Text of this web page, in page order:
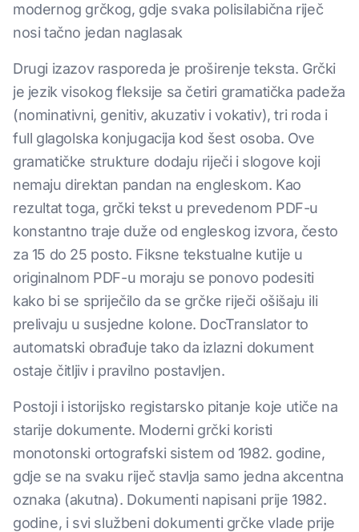
modernog grčkog, gdje svaka polisilabična riječ
nosi tačno jedan naglasak
Drugi izazov rasporeda je proširenje teksta. Grčki
je jezik visokog fleksije sa četiri gramatička padeža
(nominativni, genitiv, akuzativ i vokativ), tri roda i
full glagolska konjugacija kod šest osoba. Ove
gramatičke strukture dodaju riječi i slogove koji
nemaju direktan pandan na engleskom. Kao
rezultat toga, grčki tekst u prevedenom PDF-u
konstantno traje duže od engleskog izvora, često
za 15 do 25 posto. Fiksne tekstualne kutije u
originalnom PDF-u moraju se ponovo podesiti
kako bi se spriječilo da se grčke riječi ošišaju ili
prelivaju u susjedne kolone. DocTranslator to
automatski obrađuje tako da izlazni dokument
ostaje čitljiv i pravilno postavljen.
Postoji i istorijsko registarsko pitanje koje utiče na
starije dokumente. Moderni grčki koristi
monotonski ortografski sistem od 1982. godine,
gdje se na svaku riječ stavlja samo jedna akcentna
oznaka (akutna). Dokumenti napisani prije 1982.
godine, i svi službeni dokumenti grčke vlade prije